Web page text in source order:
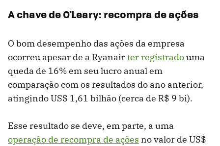
A chave de O'Leary: recompra de ações
O bom desempenho das ações da empresa
ocorreu apesar de a Ryanairter registradouma
queda de 16% em seu lucro anual em
comparação com os resultados do ano anterior,
atingindo US$ 1,61 bilhão (cerca de R$ 9 bi).
Esse resultado se deve, em parte, a uma
operação de recompra de ações no valor de US$